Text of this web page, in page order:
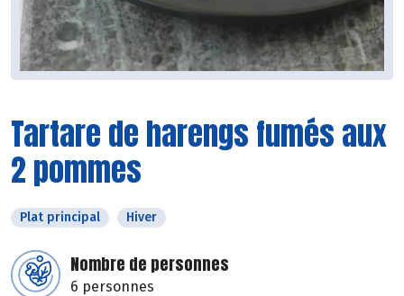
Tartare de harengs fumés aux
2 pommes
Plat principal Hiver
Nombre de personnes
6 personnes